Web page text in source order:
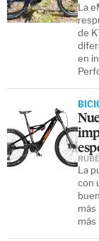
La
de
en
La
con
más